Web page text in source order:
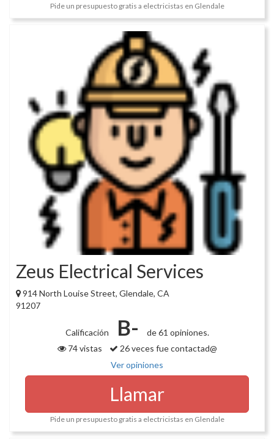
Pide un presupuesto gratis a electricistas en Glendale
Zeus Electrical Services
914 North Louise Street, Glendale, CA
91207
Calificación B-
de 61 opiniones.
74 vistas
26 veces fue contactad@
Ver opiniones
Llamar
Pide un presupuesto gratis a electricistas en Glendale